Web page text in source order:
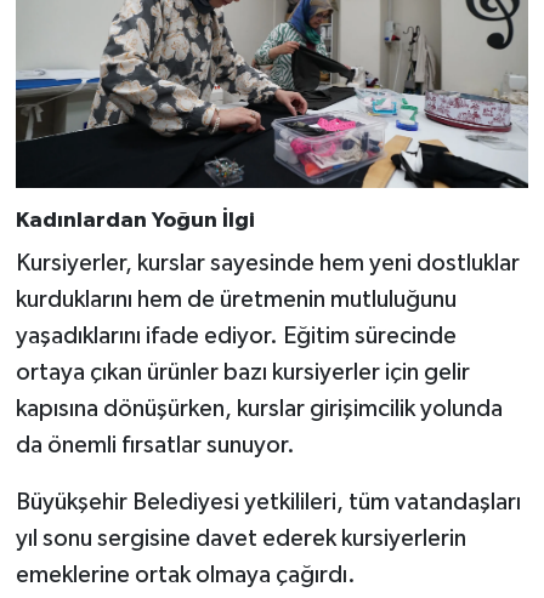
Kadınlardan Yoğun İlgi
Kursiyerler, kurslar sayesinde hem yeni dostluklar
kurduklarını hem de üretmenin mutluluğunu
yaşadıklarını ifade ediyor. Eğitim sürecinde
ortaya çıkan ürünler bazı kursiyerler için gelir
kapısına dönüşürken, kurslar girişimcilik yolunda
da önemli fırsatlar sunuyor.
Büyükşehir Belediyesi yetkilileri, tüm vatandaşları
yıl sonu sergisine davet ederek kursiyerlerin
emeklerine ortak olmaya çağırdı.